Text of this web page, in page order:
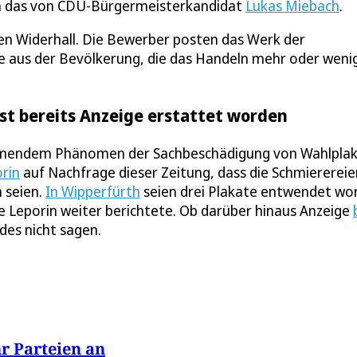
von CDU-Bürgermeisterkandidat Lukas Miebach.
Widerhall. Die Bewerber posten das Werk der
der Bevölkerung, die das Handeln mehr oder
bereits Anzeige erstattet worden
Phänomen der Sachbeschädigung von
auf Nachfrage dieser Zeitung, dass die
In Wipperfürth seien drei Plakate entwendet
weiter berichtete. Ob darüber hinaus Anzeige
nicht sagen.
Parteien an